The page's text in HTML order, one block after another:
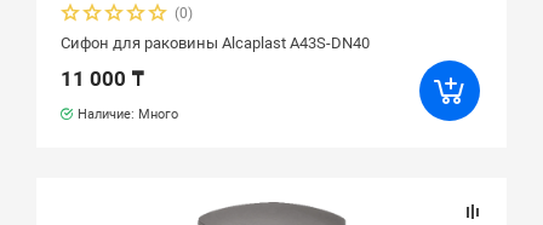
(0)
Сифон для раковины Alcaplast A43S-DN40
11 000 ₸
Наличие: Много